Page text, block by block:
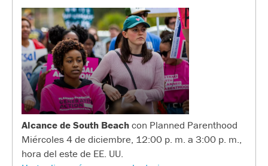
Alcance de South Beachcon Planned Parenthood
Miércoles 4 de diciembre, 12:00 p. m. a 3:00 p. m.,
hora del este de EE. UU.